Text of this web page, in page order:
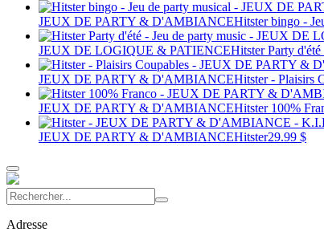
JEUX DE PARTY & D'AMBIANCEHitster bingo -
JEUX DE LOGIQUE & PATIENCEHitster Party
JEUX DE PARTY & D'AMBIANCEHitster - Plaisirs
JEUX DE PARTY & D'AMBIANCEHitster 100%
JEUX DE PARTY & D'AMBIANCEHitster29.99 $
Adresse